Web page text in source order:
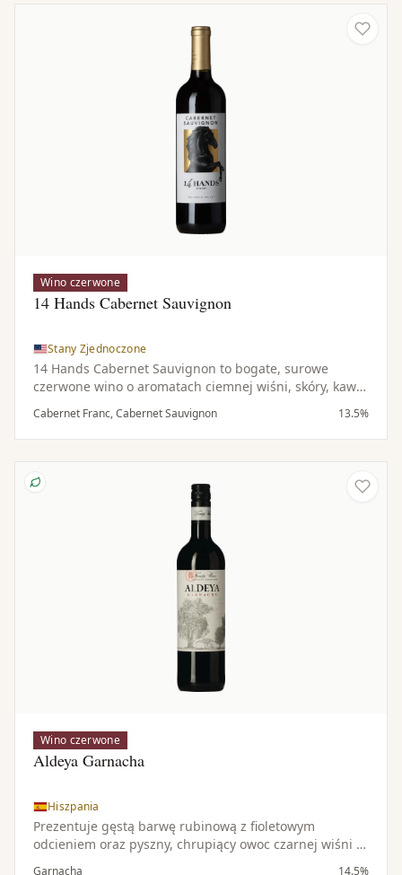
Wino czerwone
14 Hands Cabernet Sauvignon
Stany Zjednoczone
14 Hands Cabernet Sauvignon to bogate, surowe
czerwone wino o aromatach ciemnej wiśni, skóry, kawy
i subtelnych nut korzennych. W ustach jest pełne i
ciemne, z nutami tytoniu, dopełnione odrobiną
korzennego dębu i podkreślone wyrafinowanymi
Cabernet Franc, Cabernet Sauvignon 13.5%
Wino czerwone
Aldeya Garnacha
Hiszpania
Prezentuje gęstą barwę rubinową z fioletowym
odcieniem oraz pyszny, chrupiący owoc czarnej wiśni i
maliny z nutami kakao i wanilii. To średnio- do
Garnacha 14.5%